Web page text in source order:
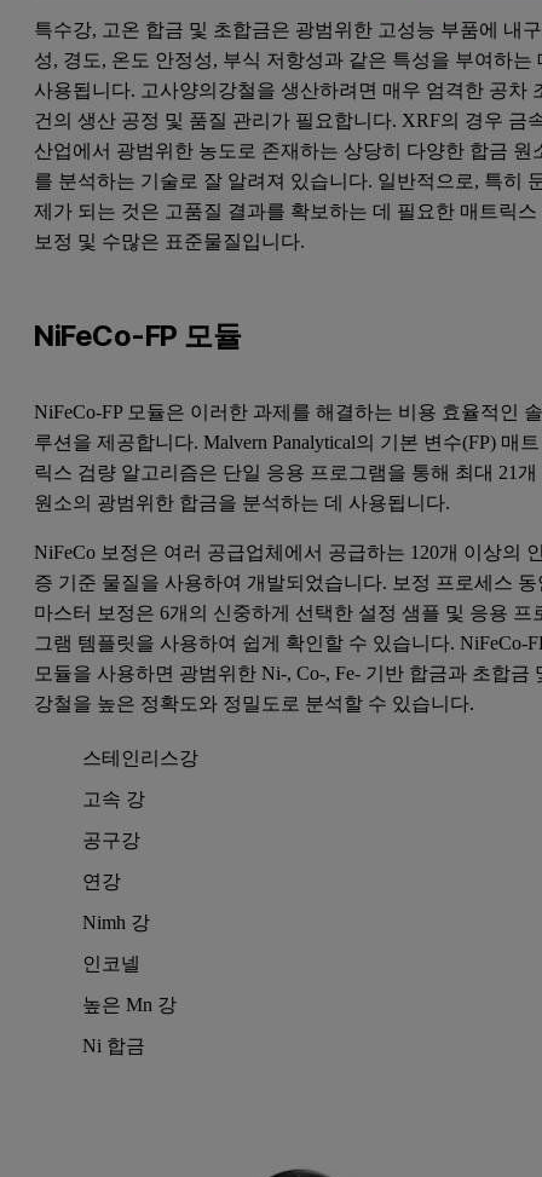
특수강, 고온 합금 및 초합금은 광범위한 고성능 부품에 내구
성, 경도, 온도 안정성, 부식 저항성과 같은 특성을 부여하는
사용됩니다. 고사양의강철을 생산하려면 매우 엄격한 공차
건의 생산 공정 및 품질 관리가 필요합니다. XRF의 경우 금
산업에서 광범위한 농도로 존재하는 상당히 다양한 합금 원
를 분석하는 기술로 잘 알려져 있습니다. 일반적으로, 특히
제가 되는 것은 고품질 결과를 확보하는 데 필요한 매트릭스
보정 및 수많은 표준물질입니다.
NiFeCo-FP 모듈
NiFeCo-FP 모듈은 이러한 과제를 해결하는 비용 효율적인
루션을 제공합니다. Malvern Panalytical의 기본 변수(FP) 매트
릭스 검량 알고리즘은 단일 응용 프로그램을 통해 최대 21개
원소의 광범위한 합금을 분석하는 데 사용됩니다.
NiFeCo 보정은 여러 공급업체에서 공급하는 120개 이상의
증 기준 물질을 사용하여 개발되었습니다. 보정 프로세스 동
마스터 보정은 6개의 신중하게 선택한 설정 샘플 및 응용 프
그램 템플릿을 사용하여 쉽게 확인할 수 있습니다. NiFeCo-
모듈을 사용하면 광범위한 Ni-, Co-, Fe- 기반 합금과 초합금
강철을 높은 정확도와 정밀도로 분석할 수 있습니다.
스테인리스강
고속 강
공구강
연강
Nimh 강
인코넬
높은 Mn 강
Ni 합금